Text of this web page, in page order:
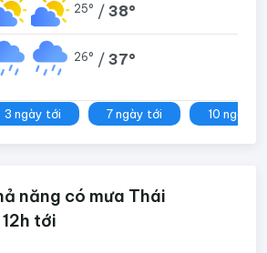
25° / 38°
26° / 37°
3 ngày tới 7 ngày tới 10 ngày
năng có mưa Thái
tới